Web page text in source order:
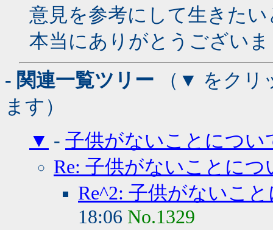
意見を参考にして生きた
本当にありがとうござい
- 関連一覧ツリー （▼ をクリ
ます）
▼ - 子供がないことについ
Re: 子供がないことにつ
Re^2: 子供がないこ
18:06 No.1329